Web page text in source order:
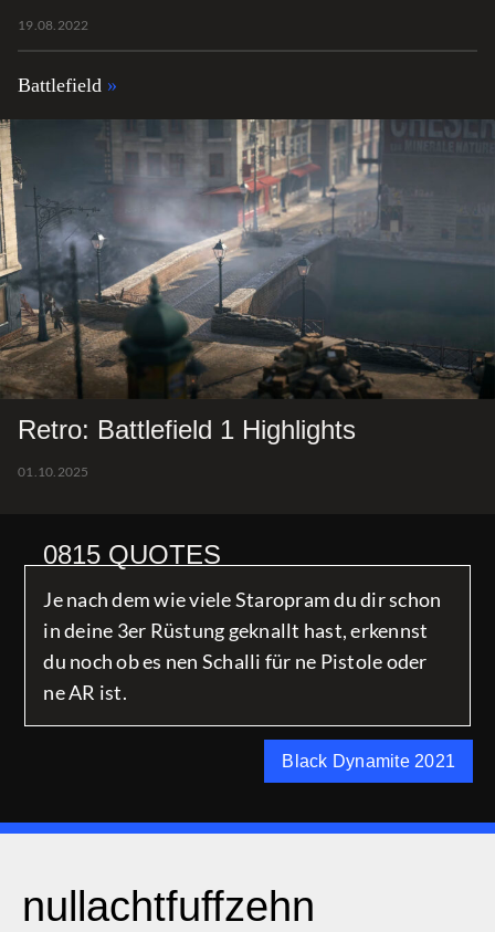
19.08.2022
Battlefield
Retro: Battlefield 1 Highlights
01.10.2025
0815 QUOTES
Je nach dem wie viele Staropram du dir schon
in deine 3er Rüstung geknallt hast, erkennst
du noch ob es nen Schalli für ne Pistole oder
ne AR ist.
Black Dynamite 2021
nullachtfuffzehn